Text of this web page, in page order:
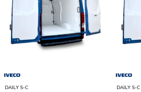
DAILY S-C DAILY S-C